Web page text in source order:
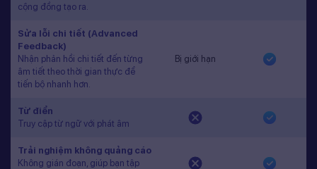
cộng đồng tạo ra.
Sửa lỗi chi tiết (Advanced
Feedback)
Nhận phản hồi chi tiết đến từng
âm tiết theo thời gian thực để
tiến bộ nhanh hơn.
Bị giới hạn
Từ điển
Truy cập từ ngữ với phát âm
Trải nghiệm không quảng cáo
Không gián đoạn, giúp bạn tập